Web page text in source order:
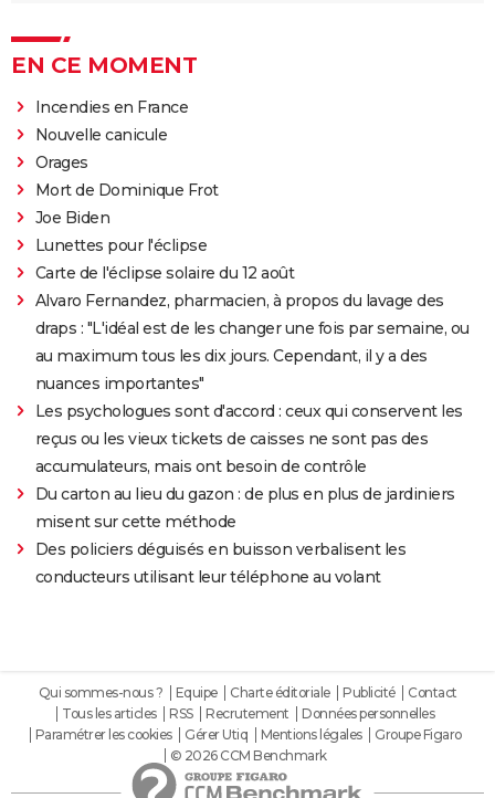
EN CE MOMENT
Incendies en France
Nouvelle canicule
Orages
Mort de Dominique Frot
Joe Biden
Lunettes pour l'éclipse
Carte de l'éclipse solaire du 12 août
Alvaro Fernandez, pharmacien, à propos du lavage des
draps : "L'idéal est de les changer une fois par semaine, ou
au maximum tous les dix jours. Cependant, il y a des
nuances importantes"
Les psychologues sont d'accord : ceux qui conservent les
reçus ou les vieux tickets de caisses ne sont pas des
accumulateurs, mais ont besoin de contrôle
Du carton au lieu du gazon : de plus en plus de jardiniers
misent sur cette méthode
Des policiers déguisés en buisson verbalisent les
conducteurs utilisant leur téléphone au volant
Qui sommes-nous ? Equipe Charte éditoriale Publicité
Contact
Tous les articles
RSS Recrutement
Données personnelles
Paramétrer les cookies
Gérer Utiq Mentions légales
Groupe Figaro
© 2026 CCM Benchmark